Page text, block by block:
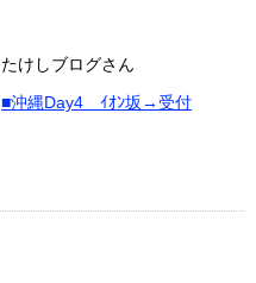
たけしブログさん
■沖縄Day4 ｲｵﾝ坂→受付